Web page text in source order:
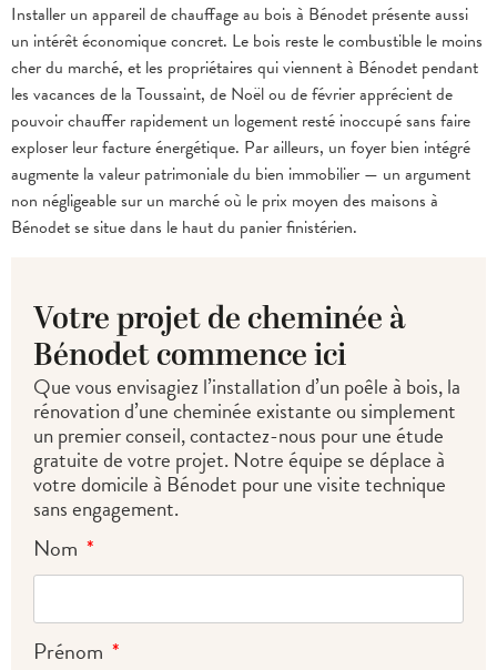
Installer un appareil de chauffage au bois à Bénodet présente aussi
un intérêt économique concret. Le bois reste le combustible le moins
cher du marché, et les propriétaires qui viennent à Bénodet pendant
les vacances de la Toussaint, de Noël ou de février apprécient de
pouvoir chauffer rapidement un logement resté inoccupé sans faire
exploser leur facture énergétique. Par ailleurs, un foyer bien intégré
augmente la valeur patrimoniale du bien immobilier — un argument
non négligeable sur un marché où le prix moyen des maisons à
Bénodet se situe dans le haut du panier finistérien.
Votre projet de cheminée à
Bénodet commence ici
Que vous envisagiez l’installation d’un poêle à bois, la
rénovation d’une cheminée existante ou simplement
un premier conseil, contactez-nous pour une étude
gratuite de votre projet. Notre équipe se déplace à
votre domicile à Bénodet pour une visite technique
sans engagement.
Nom
Prénom